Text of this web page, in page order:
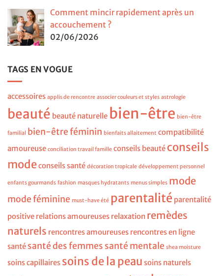
Comment mincir rapidement après un
accouchement ?
02/06/2026
TAGS EN VOGUE
accessoires applis de rencontre associer couleurs et styles astrologie
beauté beauté naturelle bien-être bien-être
familial bien-être féminin bienfaits allaitement compatibilité
amoureuse conciliation travail famille conseils beauté conseils
modeconseils santé décoration tropicale développement personnel
enfants gourmands fashion masques hydratants menus simples mode
mode féminine must-have été parentalité parentalité
positive relations amoureuses relaxation remèdes
naturels rencontres amoureuses rencontres en ligne
santé santé des femmes santé mentale shea moisture
soins capillaires soins de la peau soins naturels